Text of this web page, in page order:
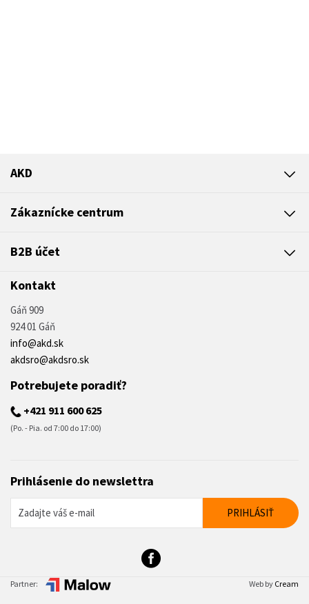
AKD
Zákaznícke centrum
B2B účet
Kontakt
Gáň 909
924 01 Gáň
info@akd.sk
akdsro@akdsro.sk
Potrebujete poradiť?
+421 911 600 625
(Po. - Pia. od 7:00 do 17:00)
Prihlásenie do newslettra
Partner: Web by Cream